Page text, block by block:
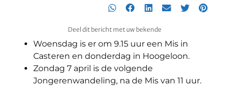
Deel dit bericht met uw bekende
Woensdag is er om 9.15 uur een Mis in
Casteren en donderdag in Hoogeloon.
Zondag 7 april is de volgende
Jongerenwandeling, na de Mis van 11 uur.